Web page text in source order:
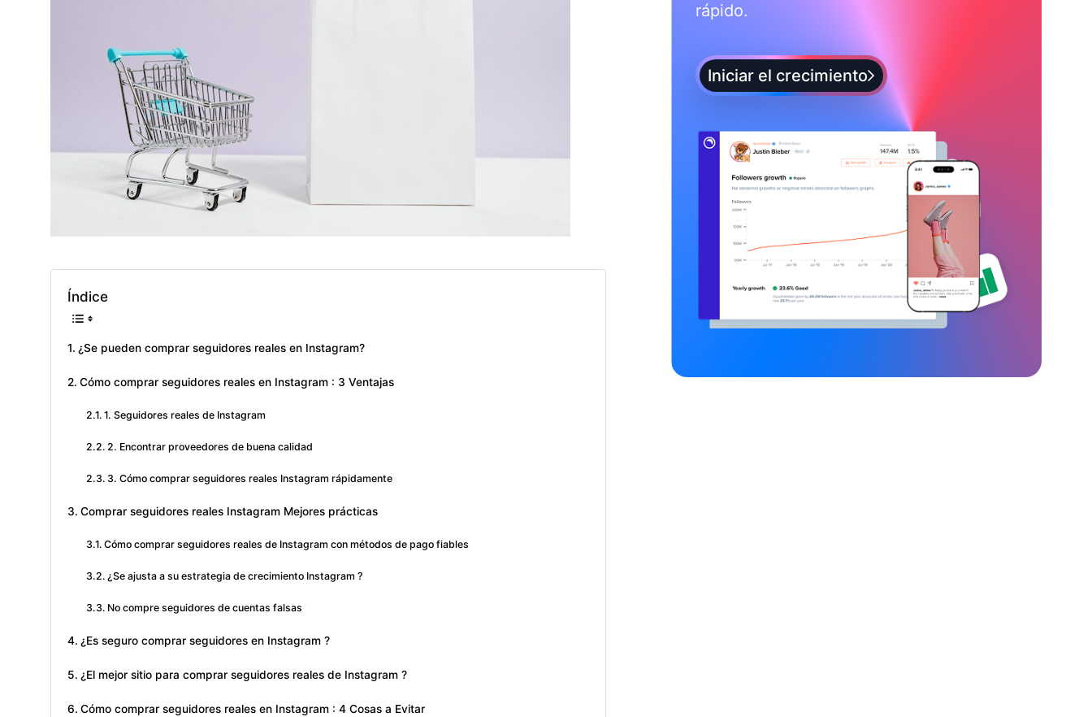
Índice
¿Se pueden comprar seguidores reales en Instagram?
Cómo comprar seguidores reales en Instagram : 3 Ventajas
1. Seguidores reales de Instagram
2. Encontrar proveedores de buena calidad
3. Cómo comprar seguidores reales Instagram rápidamente
Comprar seguidores reales Instagram Mejores prácticas
Cómo comprar seguidores reales de Instagram con métodos de pago fiables
¿Se ajusta a su estrategia de crecimiento Instagram ?
No compre seguidores de cuentas falsas
¿Es seguro comprar seguidores en Instagram ?
¿El mejor sitio para comprar seguidores reales de Instagram ?
Cómo comprar seguidores reales en Instagram : 4 Cosas a Evitar
rápido.
Iniciar el crecimiento